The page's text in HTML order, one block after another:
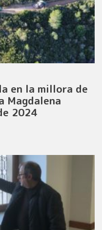
en la millora de
Magdalena
2024